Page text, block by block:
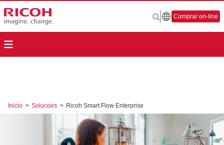
Comprar on-line
Inicio > Solucoes > Ricoh Smart Flow Enterprise